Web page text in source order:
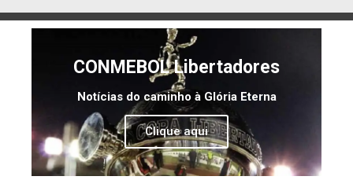
CONMEBOL Libertadores
Notícias do caminho à Glória Eterna
Clique aqui